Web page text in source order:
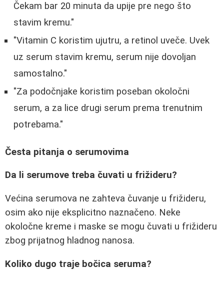
Čekam bar 20 minuta da upije pre nego što
stavim kremu."
"Vitamin C koristim ujutru, a retinol uveče. Uvek
uz serum stavim kremu, serum nije dovoljan
samostalno."
"Za podočnjake koristim poseban okoločni
serum, a za lice drugi serum prema trenutnim
potrebama."
Česta pitanja o serumovima
Da li serumove treba čuvati u frižideru?
Većina serumova ne zahteva čuvanje u frižideru,
osim ako nije eksplicitno naznačeno. Neke
okoločne kreme i maske se mogu čuvati u frižideru
zbog prijatnog hladnog nanosa.
Koliko dugo traje bočica seruma?